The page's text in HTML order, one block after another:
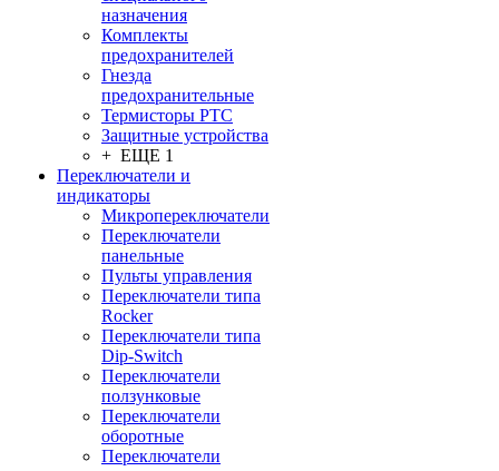
назначения
Комплекты
предохранителей
Гнезда
предохранительные
Термисторы PTC
Защитные устройства
+ ЕЩЕ 1
Переключатели и
индикаторы
Микропереключатели
Переключатели
панельные
Пульты управления
Переключатели типа
Rocker
Переключатели типа
Dip-Switch
Переключатели
ползунковые
Переключатели
оборотные
Переключатели